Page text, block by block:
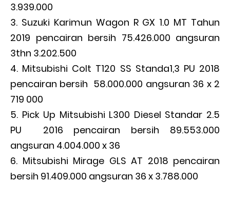
3.939.000
Suzuki Karimun Wagon R GX 1.0 MT Tahun
2019 pencairan bersih 75.426.000 angsuran
3thn 3.202.500
Mitsubishi Colt T120 SS Standa1,3 PU 2018
pencairan bersih 58.000.000 angsuran 36 x 2
719 000
Pick Up Mitsubishi L300 Diesel Standar 2.5
PU 2016 pencairan bersih 89.553.000
angsuran 4.004.000 x 36
Mitsubishi Mirage GLS AT 2018 pencairan
bersih 91.409.000 angsuran 36 x 3.788.000